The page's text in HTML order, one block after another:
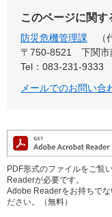
このページに関
防災危機管理課
〒750-8521
下関
Tel：083-231-9333
メールでのお問い合
PDF形式のファイルをご覧
Readerが必要です。
Adobe Readerをお持ちで
ださい。（無料）